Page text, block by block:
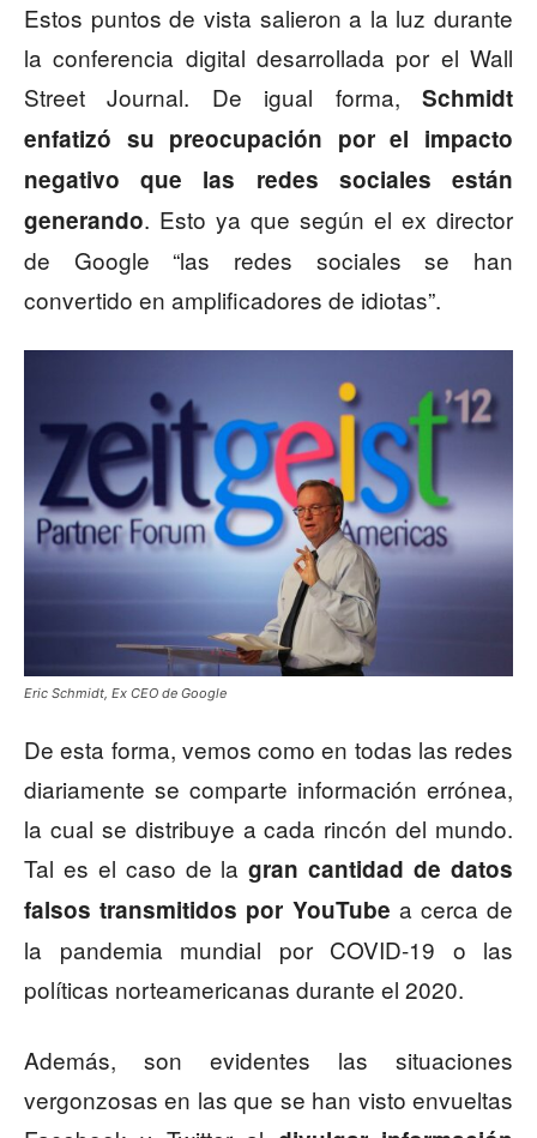
Estos puntos de vista salieron a la luz durante
la conferencia digital desarrollada por el Wall
Street Journal. De igual forma, Schmidt
enfatizó su preocupación por el impacto
negativo que las redes sociales están
generando. Esto ya que según el ex director
de Google “las redes sociales se han
convertido en amplificadores de idiotas”.
Eric Schmidt, Ex CEO de Google
De esta forma, vemos como en todas las redes
diariamente se comparte información errónea,
la cual se distribuye a cada rincón del mundo.
Tal es el caso de lagran cantidad de datos
falsos transmitidos por YouTube a cerca de
la pandemia mundial por COVID-19 o las
políticas norteamericanas durante el 2020.
Además, son evidentes las situaciones
vergonzosas en las que se han visto envueltas